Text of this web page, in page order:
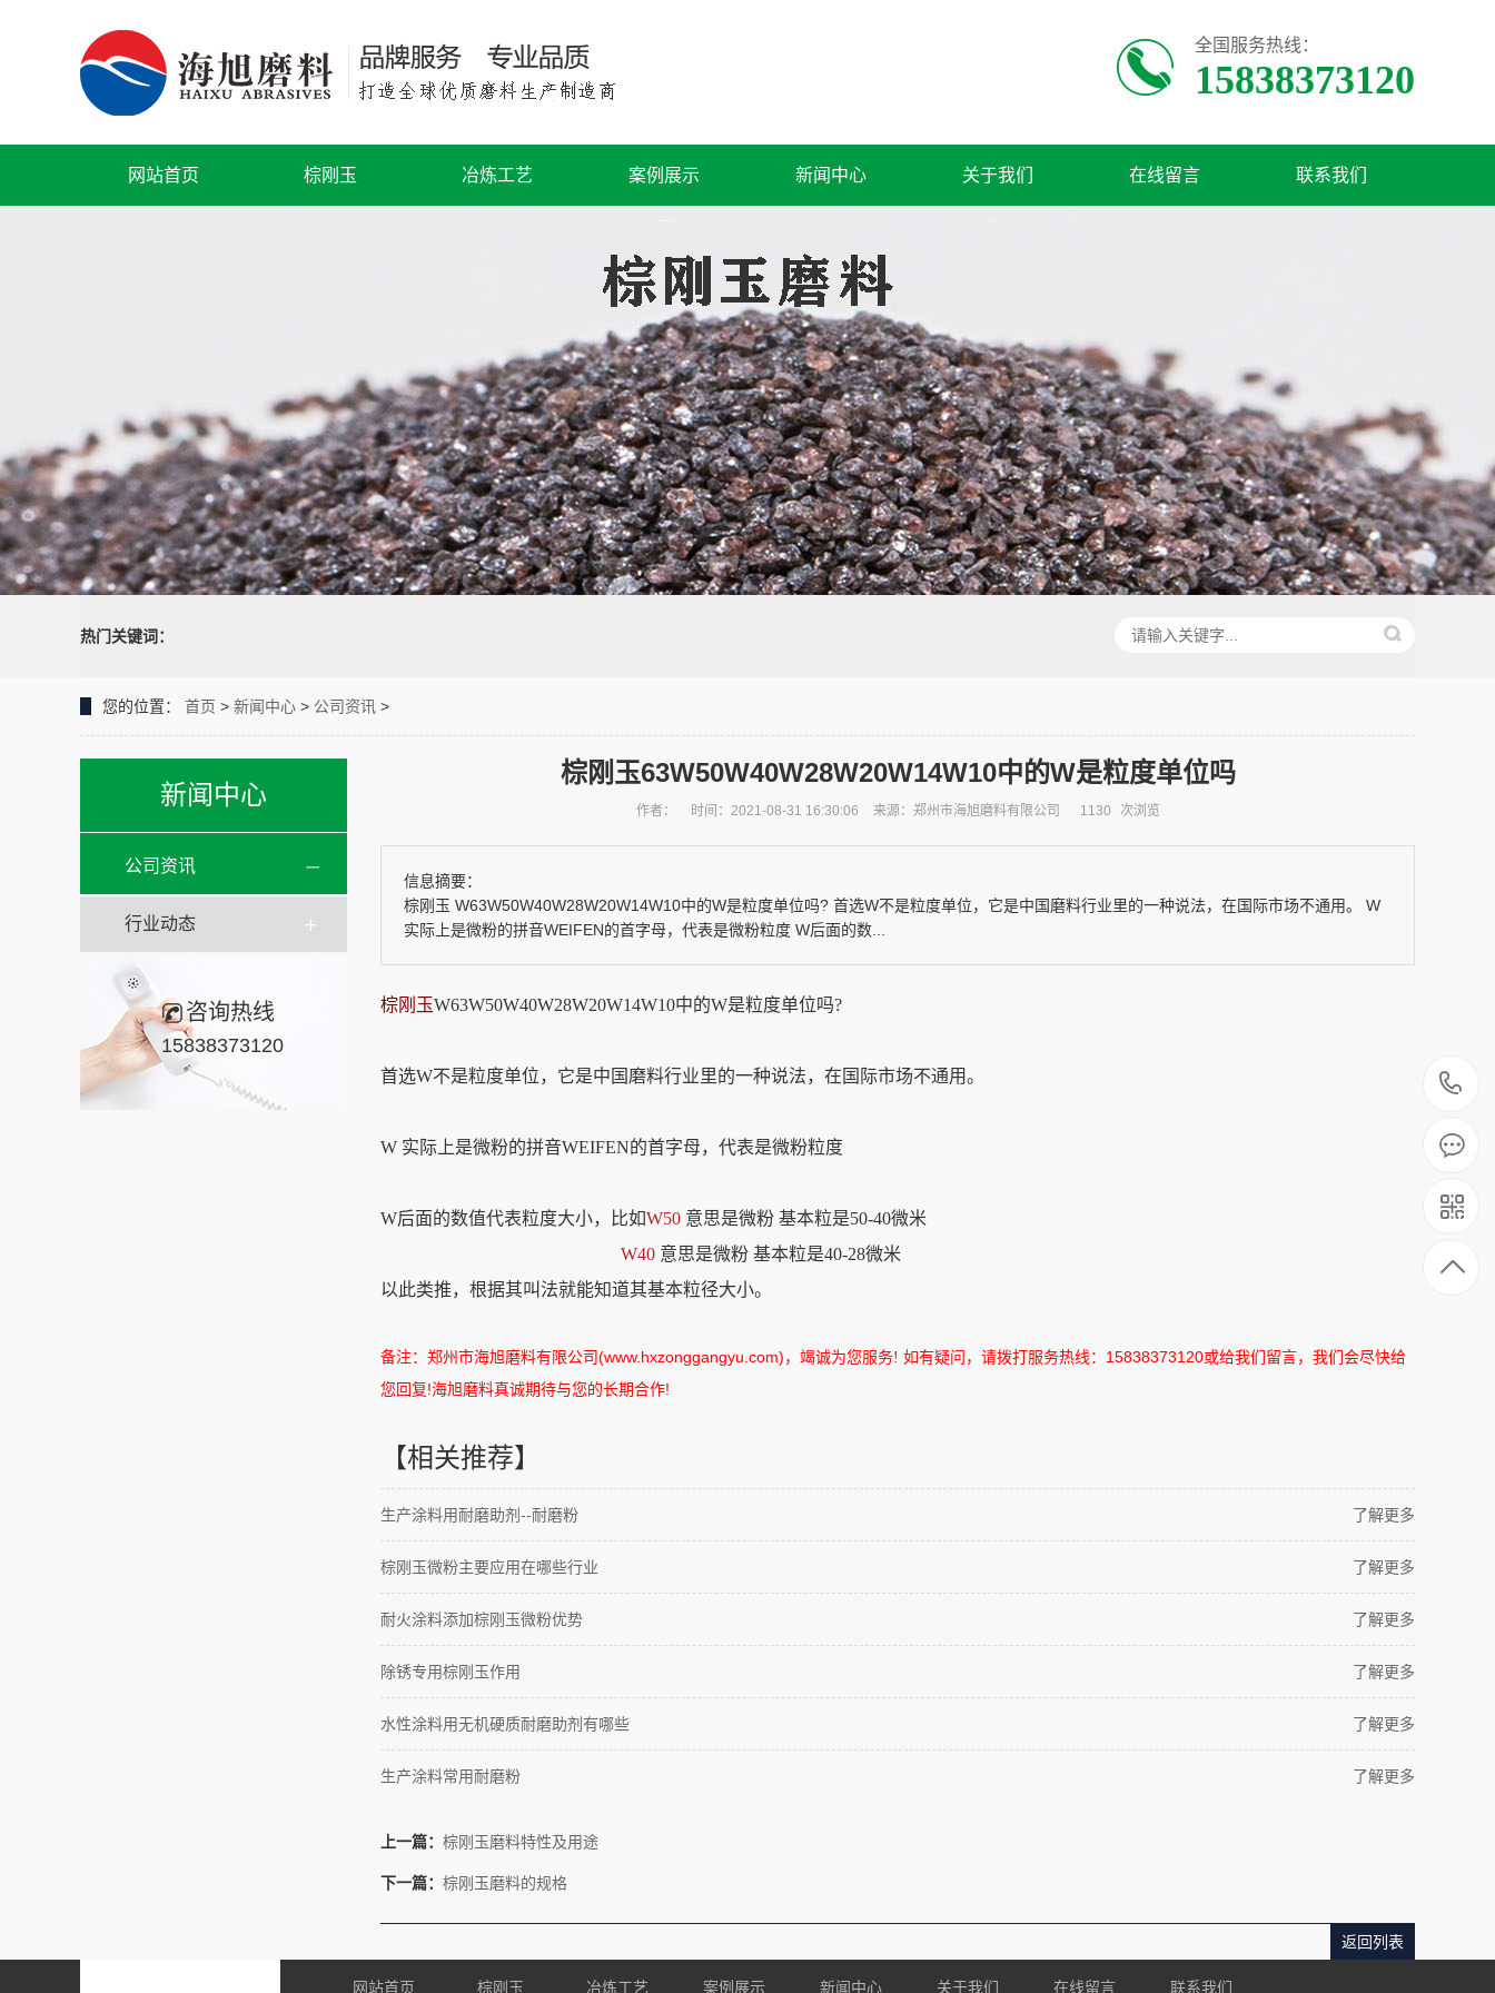
全国服务热线：
15838373120
网站首页 棕刚玉 冶炼工艺 案例展示 新闻中心 关于我们 在线留言 联系我们
热门关键词：
您的位置： 首页 > 新闻中心 > 公司资讯 >
新闻中心
公司资讯
行业动态
咨询热线
15838373120
棕刚玉63W50W40W28W20W14W10中的W是粒度单位吗
作者： 时间：2021-08-31 16:30:06 来源：郑州市海旭磨料有限公司 1130 次浏览
信息摘要：
棕刚玉 W63W50W40W28W20W14W10中的W是粒度单位吗? 首选W不是粒度单位，它是中国磨料行业里的一种说法，在国际市场不通用。 W
实际上是微粉的拼音WEIFEN的首字母，代表是微粉粒度 W后面的数...
棕刚玉W63W50W40W28W20W14W10中的W是粒度单位吗?
首选W不是粒度单位，它是中国磨料行业里的一种说法，在国际市场不通用。
W 实际上是微粉的拼音WEIFEN的首字母，代表是微粉粒度
W后面的数值代表粒度大小，比如W50 意思是微粉 基本粒是50-40微米
W40 意思是微粉 基本粒是40-28微米
以此类推，根据其叫法就能知道其基本粒径大小。
备注：郑州市海旭磨料有限公司(www.hxzonggangyu.com)，竭诚为您服务! 如有疑问，请拨打服务热线： 15838373120或给我们留言，我们会尽快给
您回复!海旭磨料真诚期待与您的长期合作!
【相关推荐】
了解更多
生产涂料用耐磨助剂--耐磨粉
了解更多
棕刚玉微粉主要应用在哪些行业
了解更多
耐火涂料添加棕刚玉微粉优势
了解更多
除锈专用棕刚玉作用
了解更多
水性涂料用无机硬质耐磨助剂有哪些
了解更多
生产涂料常用耐磨粉
上一篇： 棕刚玉磨料特性及用途
下一篇： 棕刚玉磨料的规格
返回列表
网站首页 棕刚玉 冶炼工艺 案例展示 新闻中心 关于我们 在线留言 联系我们